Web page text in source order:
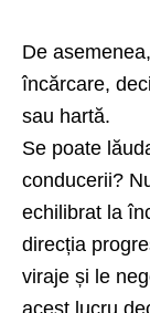
De
încărcare,
sau hartă.
Se poate
conducerii?
echilibrat la
direcția
viraje și le